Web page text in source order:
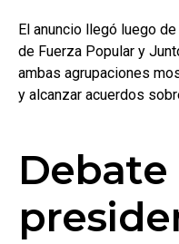
El anuncio llegó luego
de Fuerza Popular y
ambas agrupaciones
y alcanzar acuerdos
Debate